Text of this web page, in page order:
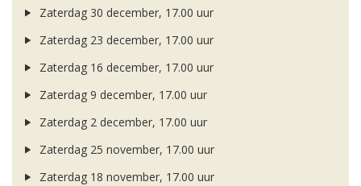
Zaterdag 30 december, 17.00 uur
Zaterdag 23 december, 17.00 uur
Zaterdag 16 december, 17.00 uur
Zaterdag 9 december, 17.00 uur
Zaterdag 2 december, 17.00 uur
Zaterdag 25 november, 17.00 uur
Zaterdag 18 november, 17.00 uur